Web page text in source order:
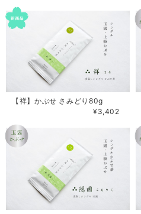
【祥】かぶせ さみどり80g
¥3,402